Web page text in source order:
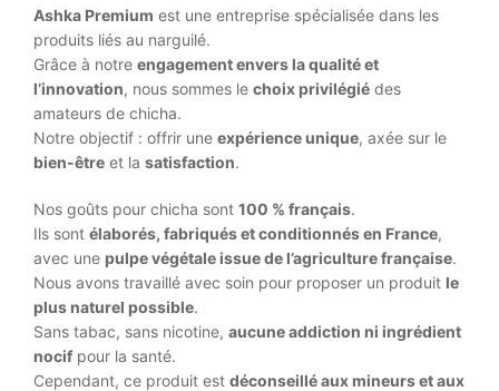
Ashka Premium est une entreprise spécialisée dans les
produits liés au narguilé.
Grâce à notre engagement envers la qualité et
l’innovation, nous sommes le choix privilégié des
amateurs de chicha.
Notre objectif : offrir une expérience unique, axée sur le
bien-être et la satisfaction.
Nos goûts pour chicha sont 100 % français.
Ils sont élaborés, fabriqués et conditionnés en France,
avec une pulpe végétale issue de l’agriculture française.
Nous avons travaillé avec soin pour proposer un produit le
plus naturel possible.
Sans tabac, sans nicotine, aucune addiction ni ingrédient
nocif pour la santé.
Cependant, ce produit est déconseillé aux mineurs et aux